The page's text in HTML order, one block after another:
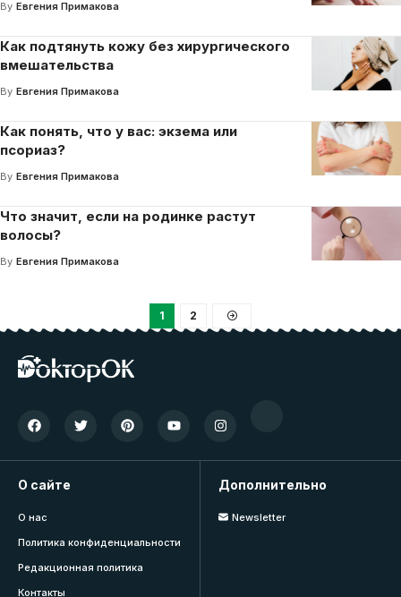
By Евгения Примакова
Как подтянуть кожу без хирургического
вмешательства
By Евгения Примакова
Как понять, что у вас: экзема или
псориаз?
By Евгения Примакова
Что значит, если на родинке растут
волосы?
By Евгения Примакова
1 2
О сайте
О нас
Политика конфиденциальности
Редакционная политика
Контакты
Дополнительно
Newsletter